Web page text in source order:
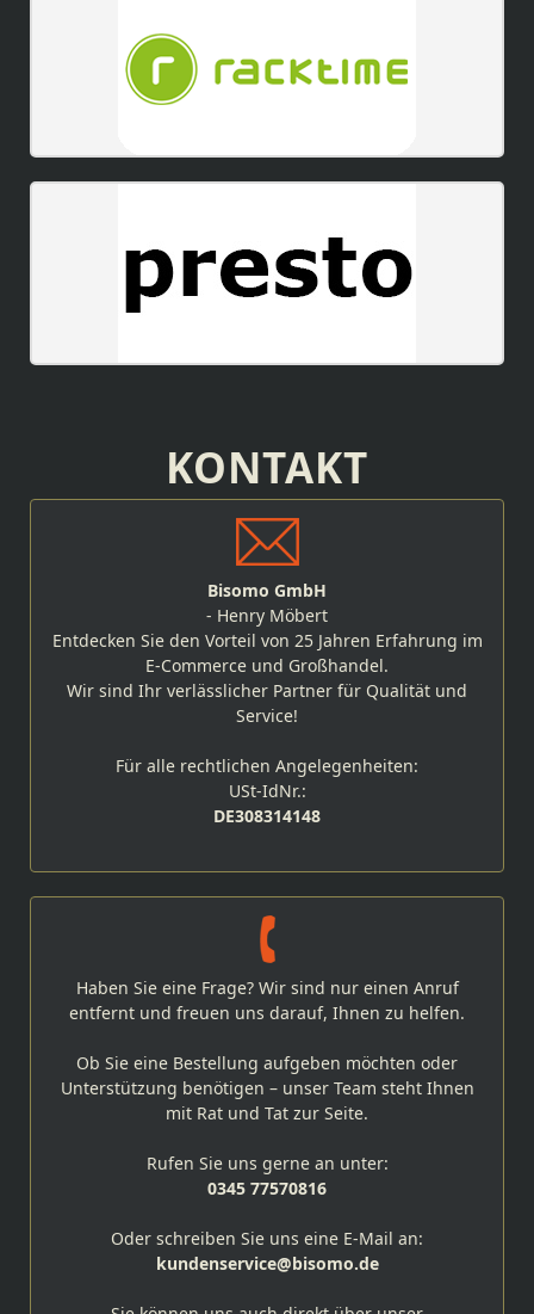
KONTAKT
Bisomo GmbH
- Henry Möbert
Entdecken Sie den Vorteil von 25 Jahren Erfahrung im
E-Commerce und Großhandel.
Wir sind Ihr verlässlicher Partner für Qualität und
Service!
Für alle rechtlichen Angelegenheiten:
USt-IdNr.:
DE308314148
Haben Sie eine Frage? Wir sind nur einen Anruf
entfernt und freuen uns darauf, Ihnen zu helfen.
Ob Sie eine Bestellung aufgeben möchten oder
Unterstützung benötigen – unser Team steht Ihnen
mit Rat und Tat zur Seite.
Rufen Sie uns gerne an unter:
0345 77570816
Oder schreiben Sie uns eine E-Mail an:
kundenservice@bisomo.de